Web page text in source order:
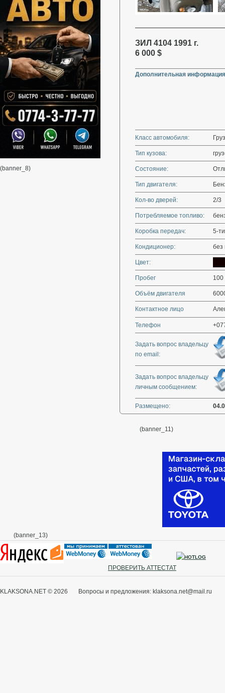
(banner_8)
ЗИЛ 4104 1991 г.
6 000 $
Дополнительная
Класс автомобиля:
Тип кузова:
Состояние:
Тип двигателя:
Кол-во дверей: 2/3
Потребляемое топливо:
Коробка передач: 5-
Кондиционер: без
Цвет:
Пробег 100
Объём двигателя
Контактное лицо
Телефон
Задать вопрос владельцу
по email:
Задать вопрос владельцу
личным сообщением:
Размещено:
(banner_11)
(banner_13)
ПРОВЕРИТЬ АТТЕСТАТ
KLAKSONA.NET © 2026 Вопросы и предложения: klaksona.net@mail.ru